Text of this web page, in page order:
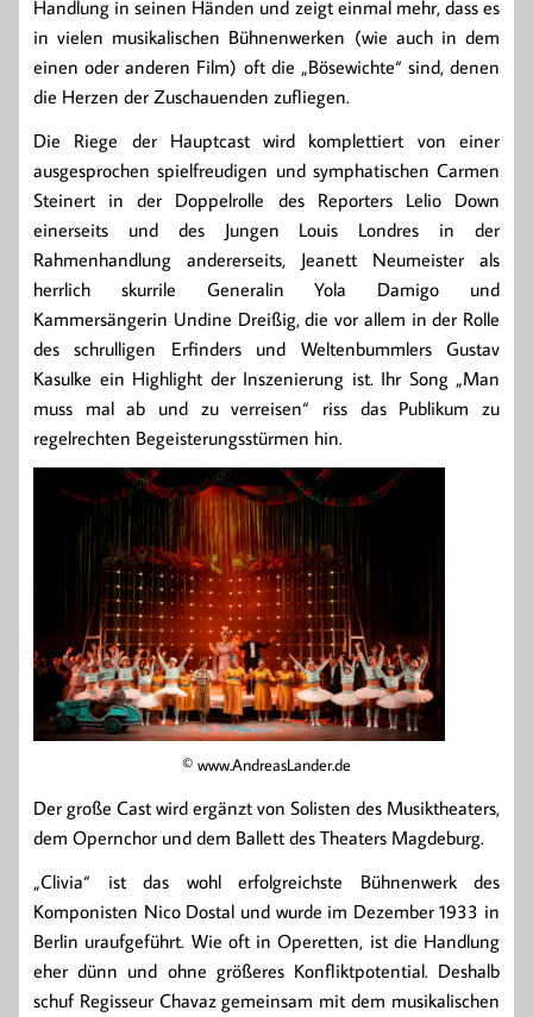
Handlung in seinen Händen und zeigt einmal mehr, dass es
in vielen musikalischen Bühnenwerken (wie auch in dem
einen oder anderen Film) oft die „Bösewichte“ sind, denen
die Herzen der Zuschauenden zufliegen.
Die Riege der Hauptcast wird komplettiert von einer
ausgesprochen spielfreudigen und symphatischen Carmen
Steinert in der Doppelrolle des Reporters Lelio Down
einerseits und des Jungen Louis Londres in der
Rahmenhandlung andererseits, Jeanett Neumeister als
herrlich skurrile Generalin Yola Damigo und
Kammersängerin Undine Dreißig, die vor allem in der Rolle
des schrulligen Erfinders und Weltenbummlers Gustav
Kasulke ein Highlight der Inszenierung ist. Ihr Song „Man
muss mal ab und zu verreisen“ riss das Publikum zu
regelrechten Begeisterungsstürmen hin.
© www.AndreasLander.de
Der große Cast wird ergänzt von Solisten des Musiktheaters,
dem Opernchor und dem Ballett des Theaters Magdeburg.
„Clivia“ ist das wohl erfolgreichste Bühnenwerk des
Komponisten Nico Dostal und wurde im Dezember 1933 in
Berlin uraufgeführt. Wie oft in Operetten, ist die Handlung
eher dünn und ohne größeres Konfliktpotential. Deshalb
schuf Regisseur Chavaz gemeinsam mit dem musikalischen